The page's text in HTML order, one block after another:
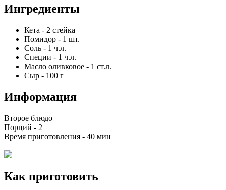
Ингредиенты
Кета - 2 стейка
Помидор - 1 шт.
Соль - 1 ч.л.
Специи - 1 ч.л.
Масло оливковое - 1 ст.л.
Сыр - 100 г
Информация
Второе блюдо
Порций - 2
Время приготовления - 40 мин
Как приготовить